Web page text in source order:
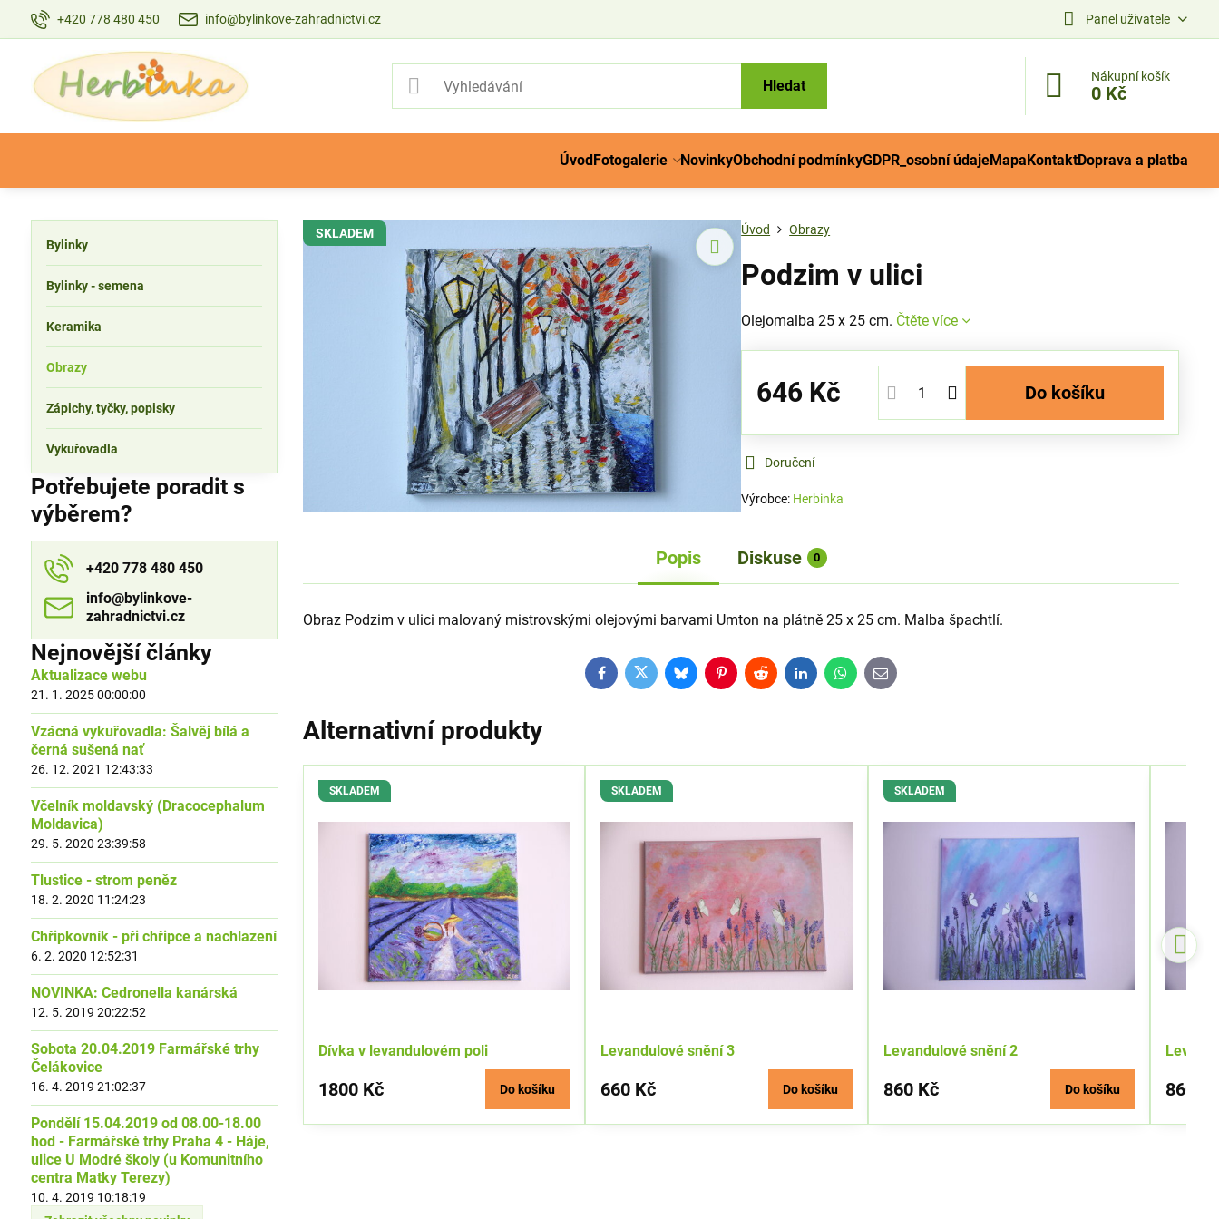
+420 778 480 450 info@bylinkove-zahradnictvi.cz Panel uživatele
Hledat
Nákupní košík
0 Kč
ÚvodFotogalerie NovinkyObchodní podmínkyGDPR_osobní údajeMapaKontaktDoprava a platba
SKLADEM Úvod Obrazy
Podzim v ulici
Olejomalba 25 x 25 cm. Čtěte více
646 Kč Do košíku
Doručení
Výrobce: Herbinka
Popis Diskuse 0
Obraz Podzim v ulici malovaný mistrovskými olejovými barvami Umton na plátně 25 x 25 cm. Malba špachtlí.
FacebookTwitterBlueskyPinterestRedditLinkedInWhatsApp
E-
mail
Alternativní produkty
SKLADEM
Dívka v levandulovém poli
1800 Kč Do košíku
SKLADEM
Levandulové snění 3
660 Kč Do košíku
SKLADEM
Levandulové snění 2
860 Kč Do košíku 860
Bylinky
Bylinky - semena
Keramika
Obrazy
Zápichy, tyčky, popisky
Vykuřovadla
Potřebujete poradit s
výběrem?
+420 778 480 450
info​​@bylinkove-
zahradnictvi​​.cz
Nejnovější články
Aktualizace webu
21. 1. 2025 00:00:00
Vzácná vykuřovadla: Šalvěj bílá a
černá sušená nať
26. 12. 2021 12:43:33
Včelník moldavský (Dracocephalum
Moldavica)
29. 5. 2020 23:39:58
Tlustice - strom peněz
18. 2. 2020 11:24:23
Chřipkovník - při chřipce a nachlazení
6. 2. 2020 12:52:31
NOVINKA: Cedronella kanárská
12. 5. 2019 20:22:52
Sobota 20.04.2019 Farmářské trhy
Čelákovice
16. 4. 2019 21:02:37
Pondělí 15.04.2019 od 08.00-18.00
hod - Farmářské trhy Praha 4 - Háje,
ulice U Modré školy (u Komunitního
centra Matky Terezy)
10. 4. 2019 10:18:19